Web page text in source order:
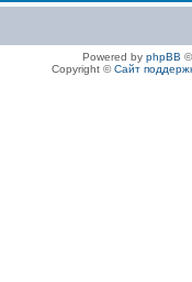
Powered by phpBB
Copyright ©Сайт